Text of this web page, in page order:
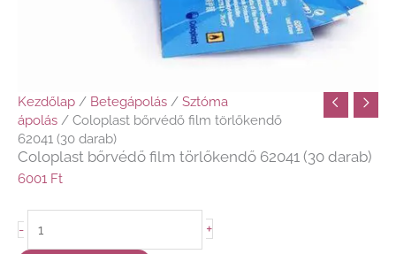
Kezdőlap / Betegápolás / Sztóma
ápolás / Coloplast bőrvédő film törlőkendő
62041 (30 darab)
Coloplast bőrvédő film törlőkendő 62041 (30 darab)
6001 Ft
- +